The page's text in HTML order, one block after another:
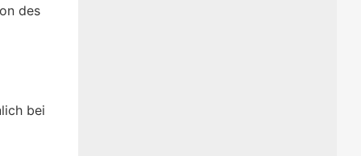
des
bei